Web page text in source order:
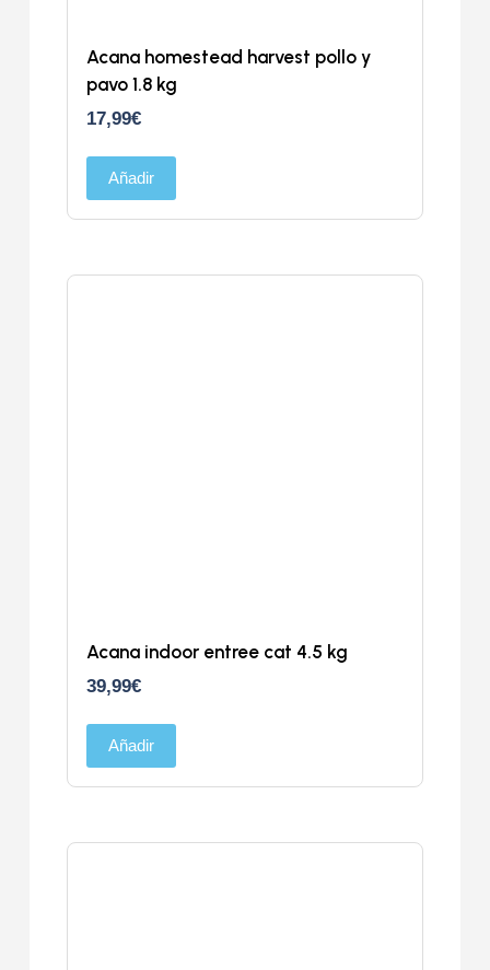
Acana homestead harvest pollo y
pavo 1.8 kg
17,99€
Añadir
Acana indoor entree cat 4.5 kg
39,99€
Añadir